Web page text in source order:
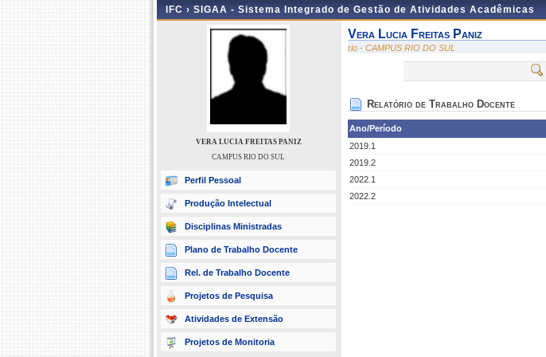
IFC › SIGAA - Sistema Integrado de Gestão de Atividades Acadêmicas
VERA LUCIA FREITAS PANIZ
CAMPUS RIO DO SUL
Perfil Pessoal
Produção Intelectual
Disciplinas Ministradas
Plano de Trabalho Docente
Rel. de Trabalho Docente
Projetos de Pesquisa
Atividades de Extensão
Projetos de Monitoria
Vera Lucia Freitas Paniz
rio - CAMPUS RIO DO SUL
Relatório de Trabalho Docente
Ano/Período
2019.1
2019.2
2022.1
2022.2